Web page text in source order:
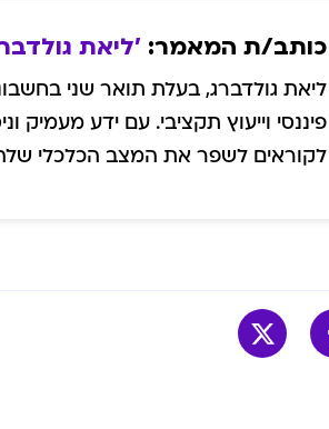
'ליאת
ליאת גולדברג, בעלת תואר שני
פיננסי וייעוץ תקציבי. עם ידע מעמיק
לקוראים לשפר את המצב הכלכלי